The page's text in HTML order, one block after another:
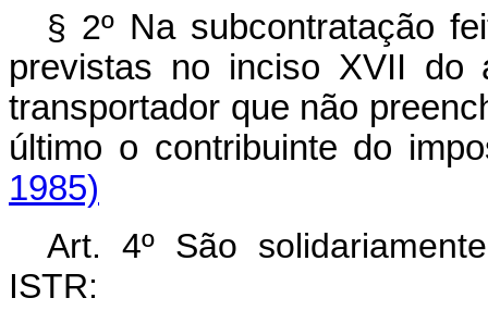
§ 2º Na subcontratação
previstas no inciso XVII do
transportador que não
último o contribuinte do
1985)
Art. 4º São
ISTR: